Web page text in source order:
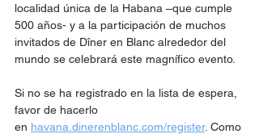
localidad única de la Habana –que cumple
500 años- y a la participación de muchos
invitados de Dîner en Blanc alrededor del
mundo se celebrará este magnífico evento.
Si no se ha registrado en la lista de espera,
favor de hacerlo
en havana.dinerenblanc.com/register. Como